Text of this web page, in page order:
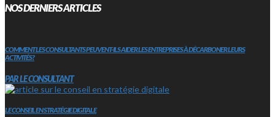
NOS DERNIERS ARTICLES
COMMENT LES CONSULTANTS PEUVENT-ILS AIDER LES ENTREPRISES À DÉCARBONER LEURS
ACTIVITÉS?
PAR LE CONSULTANT
LE CONSEIL EN STRATÉGIE DIGITALE